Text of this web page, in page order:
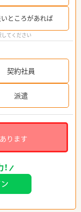
いところがあれば
てください
契約社員
派遣
ります